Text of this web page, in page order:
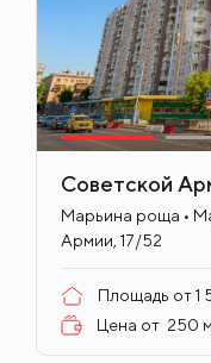
Советской
Марьина роща •
Армии, 17/52
Площадь от1
Цена от 250